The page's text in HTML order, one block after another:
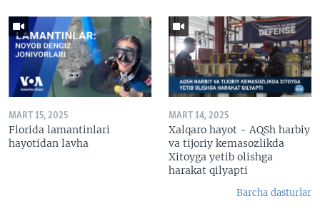
MART 15, 2025
Florida lamantinlari
hayotidan lavha
MART 14, 2025
Xalqaro hayot - AQSh harbiy
va tijoriy kemasozlikda
Xitoyga yetib olishga
harakat qilyapti
Barcha dasturlar